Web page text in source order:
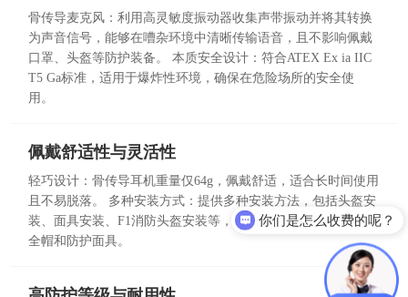
骨传导麦克风：利用高灵敏度振动器收集声带振动并将其转换
为声音信号，能够在嘈杂环境中清晰传输语音，且不影响佩戴
口罩、头盔等防护装备。 本质安全设计：符合ATEX Ex ia IIC
T5 Ga标准，适用于爆炸性环境，确保在危险场所的安全使
用。
佩戴舒适性与灵活性
轻巧设计：骨传导耳机重量仅64g，佩戴舒适，适合长时间使用
且不易脱落。 多种安装方式：提供多种安装方法，包括头盔安
装、面具安装、F1消防头盔安装等，能够适配不同场景下的安
全帽和防护面具。
你们是怎么收费的呢？